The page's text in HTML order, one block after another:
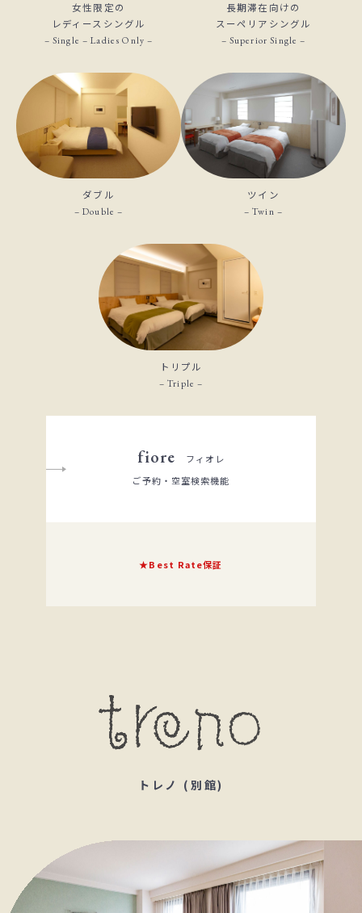
女性限定の
レディースシングル
– Single – Ladies Only –
長期滞在向けの
スーペリアシングル
– Superior Single –
ダブル
– Double –
ツイン
– Twin –
トリプル
– Triple –
fiore フィオレ
ご予約・空室検索機能
★Best Rate保証
トレノ (別館)